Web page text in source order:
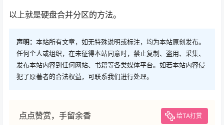
以上就是硬盘合并分区的方法。
声明： 本站所有文章，如无特殊说明或标注，均为本站原创发布。
任何个人或组织，在未征得本站同意时，禁止复制、盗用、采集、
发布本站内容到任何网站、书籍等各类媒体平台。如若本站内容侵
犯了原著者的合法权益，可联系我们进行处理。
点点赞赏，手留余香 给TA打赏